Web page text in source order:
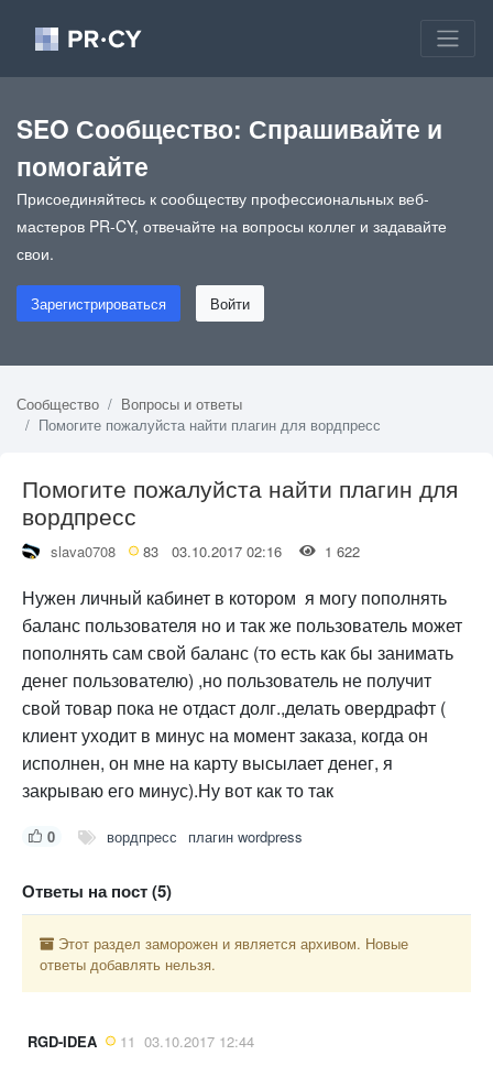
SEO Сообщество: Спрашивайте и
помогайте
Присоединяйтесь к сообществу профессиональных веб-
мастеров PR-CY, отвечайте на вопросы коллег и задавайте
свои.
Зарегистрироваться Войти
Сообщество
Вопросы и ответы
Помогите пожалуйста найти плагин для вордпресс
Помогите пожалуйста найти плагин для
вордпресс
slava0708 83 03.10.2017 02:16 1 622
Нужен личный кабинет в котором я могу пополнять
баланс пользователя но и так же пользователь может
пополнять сам свой баланс (то есть как бы занимать
денег пользователю) ,но пользователь не получит
свой товар пока не отдаст долг.,делать овердрафт (
клиент уходит в минус на момент заказа, когда он
исполнен, он мне на карту высылает денег, я
закрываю его минус).Ну вот как то так
0 вордпресс плагин wordpress
Ответы на пост (5)
Этот раздел заморожен и является архивом. Новые
ответы добавлять нельзя.
RGD-IDEA 11 03.10.2017 12:44